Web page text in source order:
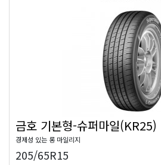
금호 기본형-슈퍼마일(KR25)
경제성 있는 롱 마일리지
205/65R15